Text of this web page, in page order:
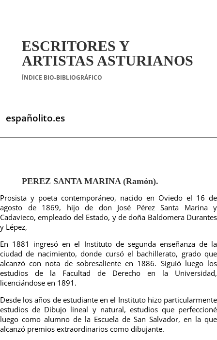
ESCRITORES Y
ARTISTAS ASTURIANOS
ÍNDICE BIO-BIBLIOGRÁFICO
españolito.es
PEREZ SANTA MARINA (Ramón).
Prosista y poeta contemporáneo, nacido en Oviedo el 16 de
agosto de 1869, hijo de don José Pérez Santa Marina y
Cadavieco, empleado del Estado, y de doña Baldomera Durantes
y Lépez,
En 1881 ingresó en el Instituto de segunda enseñanza de la
ciudad de nacimiento, donde cursó el bachillerato, grado que
alcanzó con nota de sobresaliente en 1886. Siguió luego los
estudios de la Facultad de Derecho en la Universidad,
licenciándose en 1891.
Desde los años de estudiante en el Instituto hizo particularmente
estudios de Dibujo lineal y natural, estudios que perfeccioné
luego como alumno de la Escuela de San Salvador, en la que
alcanzó premios extraordinarios como dibujante.